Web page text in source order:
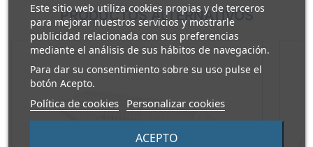
Este sitio web utiliza cookies propias y de terceros
para mejorar nuestros servicios y mostrarle
publicidad relacionada con sus preferencias
mediante el análisis de sus hábitos de navegación.
Para dar su consentimiento sobre su uso pulse el
botón Acepto.
Política de cookies Personalizar cookies
ACEPTO
PRODUCTOS ALTERNATIVOS